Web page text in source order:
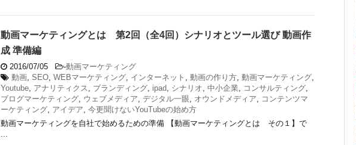
動画マーケティングとは 第2回（全4回）シナリオとツール選び 動画作
成 準備編
2016/07/05 -動画マーケティング
動画 SEO WEBマーケティング インターネット 動画の作り方 動画マーケティング
Youtube アナリティクス ブランディング ipad シナリオ 中小企業 コンサルティング
ブログマーケティング ウェブメディア デジタル一眼 オウンドメディア
コンテンツマ
ーケティング アイデア 今更聞けないYouTubeの始め方
動画マーケティングを自社で始めるための準備 【動画マーケティングとは その１】で